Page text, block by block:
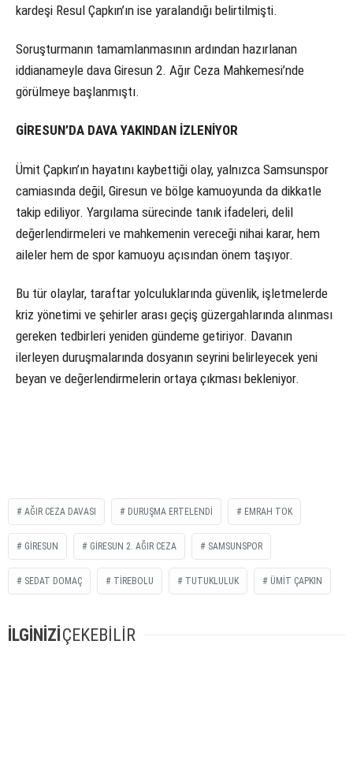
kardeşi Resul Çapkın’ın ise yaralandığı belirtilmişti.
Soruşturmanın tamamlanmasının ardından hazırlanan
iddianameyle dava Giresun 2. Ağır Ceza Mahkemesi’nde
görülmeye başlanmıştı.
GİRESUN’DA DAVA YAKINDAN İZLENİYOR
Ümit Çapkın’ın hayatını kaybettiği olay, yalnızca Samsunspor
camiasında değil, Giresun ve bölge kamuoyunda da dikkatle
takip ediliyor. Yargılama sürecinde tanık ifadeleri, delil
değerlendirmeleri ve mahkemenin vereceği nihai karar, hem
aileler hem de spor kamuoyu açısından önem taşıyor.
Bu tür olaylar, taraftar yolculuklarında güvenlik, işletmelerde
kriz yönetimi ve şehirler arası geçiş güzergahlarında alınması
gereken tedbirleri yeniden gündeme getiriyor. Davanın
ilerleyen duruşmalarında dosyanın seyrini belirleyecek yeni
beyan ve değerlendirmelerin ortaya çıkması bekleniyor.
AĞIR CEZA DAVASI DURUŞMA ERTELENDI EMRAH TOK
GIRESUN GIRESUN 2. AĞIR CEZA SAMSUNSPOR
SEDAT DOMAÇ TIREBOLU TUTUKLULUK ÜMIT ÇAPKIN
İLGİNİZİ ÇEKEBİLİR